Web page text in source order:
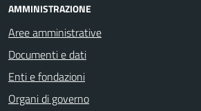
AMMINISTRAZIONE
Aree amministrative
Documenti e dati
Enti e fondazioni
Organi di governo